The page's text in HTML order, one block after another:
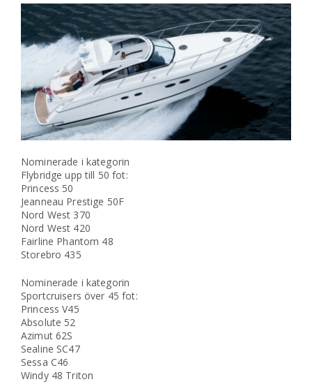
Nominerade i kategorin
Flybridge upp till 50 fot:
Princess 50
Jeanneau Prestige 50F
Nord West 370
Nord West 420
Fairline Phantom 48
Storebro 435
Nominerade i kategorin
Sportcruisers över 45 fot:
Princess V45
Absolute 52
Azimut 62S
Sealine SC47
Sessa C46
Windy 48 Triton